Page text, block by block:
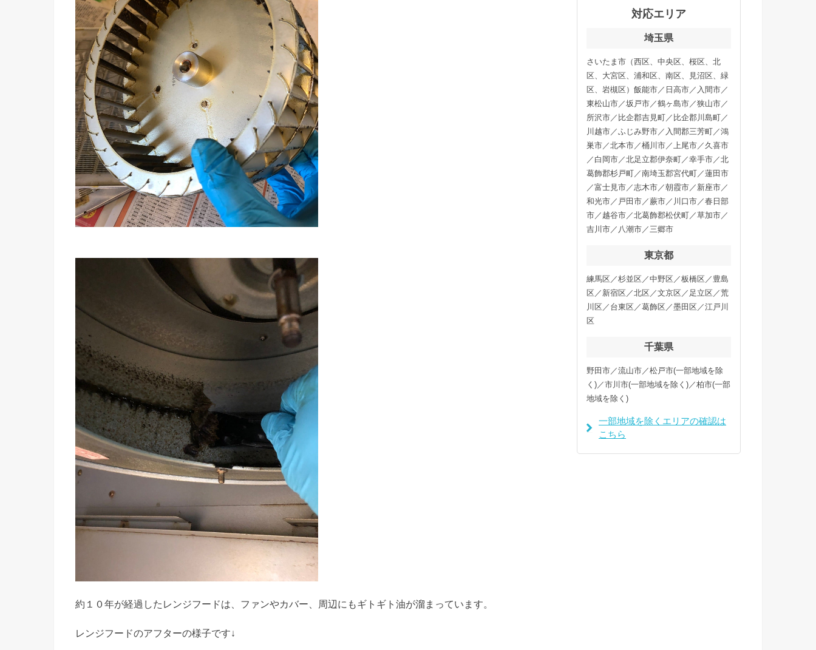
約１０年が経過したレンジフードは、ファンやカバー、周辺にもギトギト油が溜まっています。
レンジフードのアフターの様子です↓
対応エリア
埼玉県
さいたま市（西区、中央区、桜区、北
区、大宮区、浦和区、南区、見沼区、緑
区、岩槻区）飯能市／日高市／入間市／
東松山市／坂戸市／鶴ヶ島市／狭山市／
所沢市／比企郡吉見町／比企郡川島町／
川越市／ふじみ野市／入間郡三芳町／鴻
巣市／北本市／桶川市／上尾市／久喜市
／白岡市／北足立郡伊奈町／幸手市／北
葛飾郡杉戸町／南埼玉郡宮代町／蓮田市
／富士見市／志木市／朝霞市／新座市／
和光市／戸田市／蕨市／川口市／春日部
市／越谷市／北葛飾郡松伏町／草加市／
吉川市／八潮市／三郷市
東京都
練馬区／杉並区／中野区／板橋区／豊島
区／新宿区／北区／文京区／足立区／荒
川区／台東区／葛飾区／墨田区／江戸川
区
千葉県
野田市／流山市／松戸市(一部地域を除
く)／市川市(一部地域を除く)／柏市(一部
地域を除く)
一部地域を除くエリアの確認は
こちら